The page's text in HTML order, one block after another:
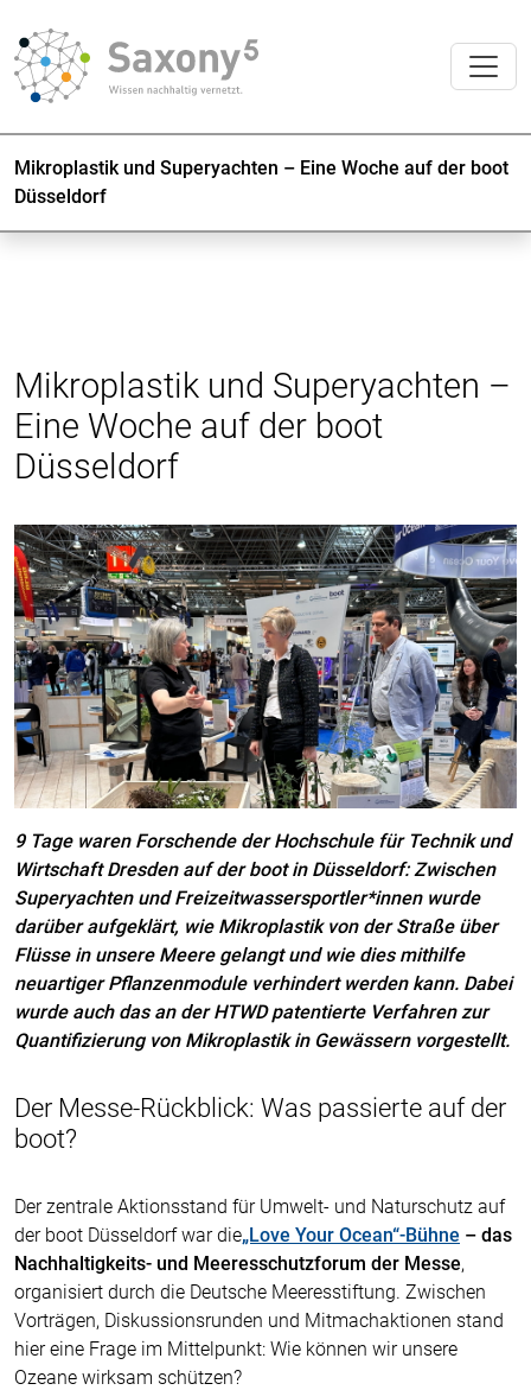
Mikroplastik und Superyachten – Eine Woche auf der boot
Düsseldorf
Mikroplastik und Superyachten –
Eine Woche auf der boot
Düsseldorf
9 Tage waren Forschende der Hochschule für Technik und
Wirtschaft Dresden auf der boot in Düsseldorf: Zwischen
Superyachten und Freizeitwassersportler*innen wurde
darüber aufgeklärt, wie Mikroplastik von der Straße über
Flüsse in unsere Meere gelangt und wie dies mithilfe
neuartiger Pflanzenmodule verhindert werden kann. Dabei
wurde auch das an der HTWD patentierte Verfahren zur
Quantifizierung von Mikroplastik in Gewässern vorgestellt.
Der Messe-Rückblick: Was passierte auf der
boot?
Der zentrale Aktionsstand für Umwelt- und Naturschutz auf
der boot Düsseldorf war die„Love Your Ocean“-Bühne – das
Nachhaltigkeits- und Meeresschutzforum der Messe,
organisiert durch die Deutsche Meeresstiftung. Zwischen
Vorträgen, Diskussionsrunden und Mitmachaktionen stand
hier eine Frage im Mittelpunkt: Wie können wir unsere
Ozeane wirksam schützen?